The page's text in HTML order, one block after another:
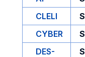
CLELI
S
CYBER
S
DES-
S